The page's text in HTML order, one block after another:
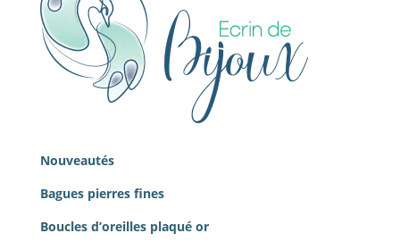
Nouveautés
Bagues pierres fines
Boucles d’oreilles plaqué or